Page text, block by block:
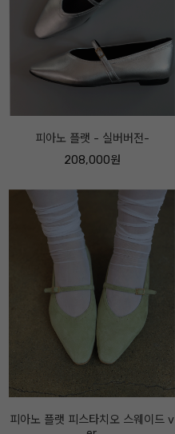
미우 메리제인 램스킨 스니커즈 +
블랙추가 + 봄여름 오너추천-